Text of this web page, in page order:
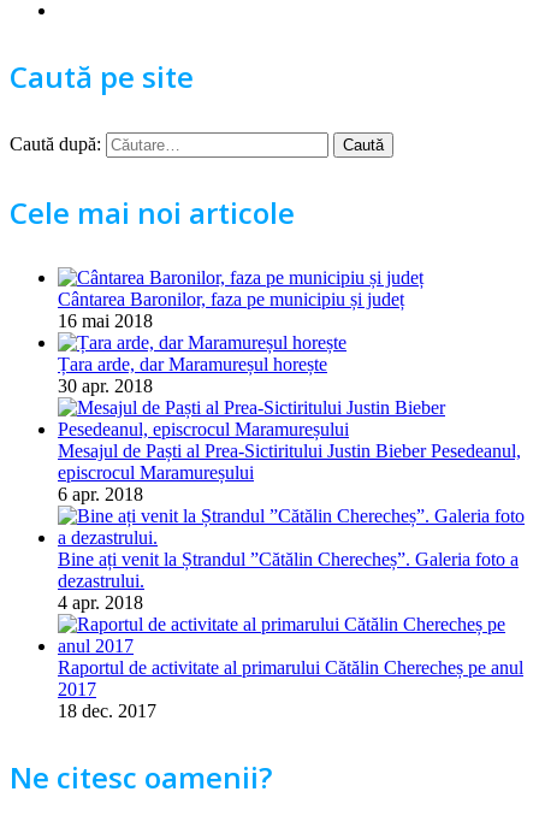
Caută pe site
Caută după:
Cele mai noi articole
Cântarea Baronilor, faza pe municipiu și județ
16 mai 2018
Țara arde, dar Maramureșul horește
30 apr. 2018
Mesajul de Paști al Prea-Sictiritului Justin Bieber Pesedeanul,
episcrocul Maramureșului
6 apr. 2018
Bine ați venit la Ștrandul ”Cătălin Cherecheș”. Galeria foto a
dezastrului.
4 apr. 2018
Raportul de activitate al primarului Cătălin Cherecheș pe anul
2017
18 dec. 2017
Ne citesc oamenii?